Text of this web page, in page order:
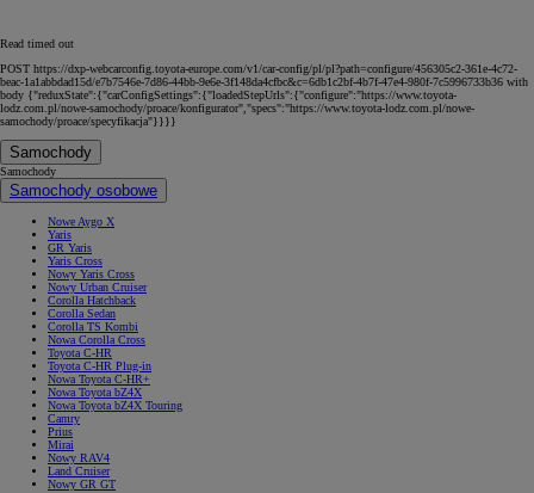
Read timed out
POST https://dxp-webcarconfig.toyota-europe.com/v1/car-config/pl/pl?path=configure/456305c2-361e-4c72-
beac-1a1abbdad15d/e7b7546e-7d86-44bb-9e6e-3f148da4cfbc&c=6db1c2bf-4b7f-47e4-980f-7c5996733b36 with
body {"reduxState":{"carConfigSettings":{"loadedStepUrls":{"configure":"https://www.toyota-
lodz.com.pl/nowe-samochody/proace/konfigurator","specs":"https://www.toyota-lodz.com.pl/nowe-
samochody/proace/specyfikacja"}}}}
Samochody
Samochody
Samochody osobowe
Nowe Aygo X
Yaris
GR Yaris
Yaris Cross
Nowy Yaris Cross
Nowy Urban Cruiser
Corolla Hatchback
Corolla Sedan
Corolla TS Kombi
Nowa Corolla Cross
Toyota C-HR
Toyota C-HR Plug-in
Nowa Toyota C-HR+
Nowa Toyota bZ4X
Nowa Toyota bZ4X Touring
Camry
Prius
Mirai
Nowy RAV4
Land Cruiser
Nowy GR GT